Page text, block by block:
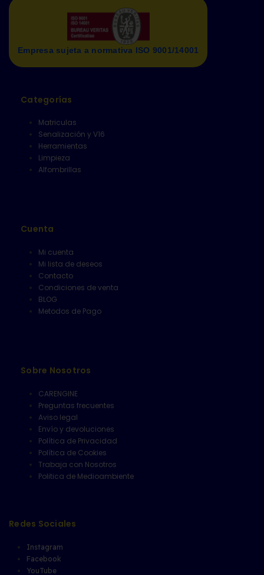
Empresa sujeta a normativa ISO 9001/14001
Categorías
Matriculas
Senalización y V16
Herramientas
Limpieza
Alfombrillas
Cuenta
Mi cuenta
Mi lista de deseos
Contacto
Condiciones de venta
BLOG
Metodos de Pago
Sobre Nosotros
CARENGINE
Preguntas frecuentes
Aviso legal
Envío y devoluciones
Política de Privacidad
Política de Cookies
Trabaja con Nosotros
Politica de Medioambiente
Redes Sociales
Instagram
Facebook
YouTube